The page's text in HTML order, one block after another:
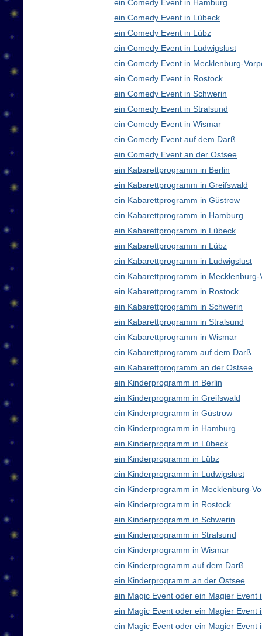
ein Comedy Event in Hamburg
ein Comedy Event in Lübeck
ein Comedy Event in Lübz
ein Comedy Event in Ludwigslust
ein Comedy Event in Mecklenburg-
ein Comedy Event in Rostock
ein Comedy Event in Schwerin
ein Comedy Event in Stralsund
ein Comedy Event in Wismar
ein Comedy Event auf dem Darß
ein Comedy Event an der Ostsee
ein Kabarettprogramm in Berlin
ein Kabarettprogramm in Greifswald
ein Kabarettprogramm in Güstrow
ein Kabarettprogramm in Hamburg
ein Kabarettprogramm in Lübeck
ein Kabarettprogramm in Lübz
ein Kabarettprogramm in Ludwigslust
ein Kabarettprogramm in
ein Kabarettprogramm in Rostock
ein Kabarettprogramm in Schwerin
ein Kabarettprogramm in Stralsund
ein Kabarettprogramm in Wismar
ein Kabarettprogramm auf dem Darß
ein Kabarettprogramm an der Ostsee
ein Kinderprogramm in Berlin
ein Kinderprogramm in Greifswald
ein Kinderprogramm in Güstrow
ein Kinderprogramm in Hamburg
ein Kinderprogramm in Lübeck
ein Kinderprogramm in Lübz
ein Kinderprogramm in Ludwigslust
ein Kinderprogramm in Mecklenburg-
ein Kinderprogramm in Rostock
ein Kinderprogramm in Schwerin
ein Kinderprogramm in Stralsund
ein Kinderprogramm in Wismar
ein Kinderprogramm auf dem Darß
ein Kinderprogramm an der Ostsee
ein Magic Event oder ein Magier Event
ein Magic Event oder ein Magier Event
ein Magic Event oder ein Magier Event